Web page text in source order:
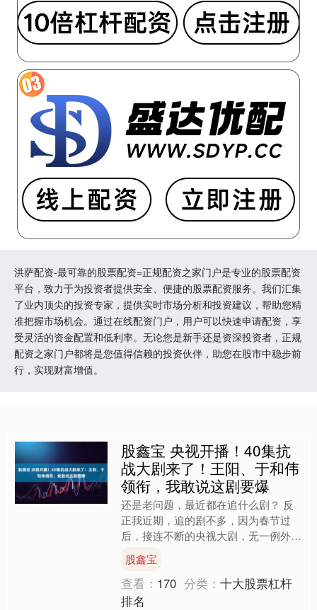
洪萨配资-最可靠的股票配资=正规配资之家门户是专业的股票配资
平台，致力于为投资者提供安全、便捷的股票配资服务。我们汇集
了业内顶尖的投资专家，提供实时市场分析和投资建议，帮助您精
准把握市场机会。通过在线配资门户，用户可以快速申请配资，享
受灵活的资金配置和低利率。无论您是新手还是资深投资者，正规
配资之家门户都将是您值得信赖的投资伙伴，助您在股市中稳步前
行，实现财富增值。
股鑫宝 央视开播！40集抗
战大剧来了！王阳、于和伟
领衔，我敢说这剧要爆
还是老问题，最近都在追什么剧？ 反
正我近期，追的剧不多，因为春节过
后，接连不断的央视大剧，无一例外都
是年代剧。 ——真有点审美疲劳了。
终于，央视反应过来了，马....
股鑫宝
查看： 170 分类：十大股票杠杆
排名